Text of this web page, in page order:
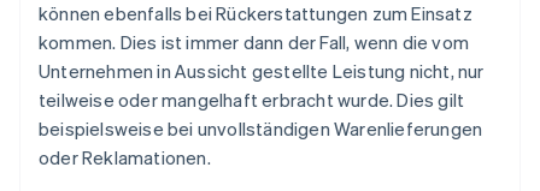
können ebenfalls bei Rückerstattungen zum Einsatz
kommen. Dies ist immer dann der Fall, wenn die vom
Unternehmen in Aussicht gestellte Leistung nicht, nur
teilweise oder mangelhaft erbracht wurde. Dies gilt
beispielsweise bei unvollständigen Warenlieferungen
oder Reklamationen.